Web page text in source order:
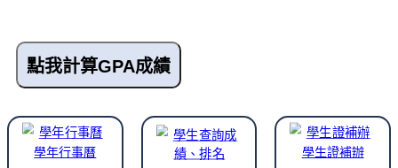
點我計算GPA成績
學年行事曆
學生證補辦